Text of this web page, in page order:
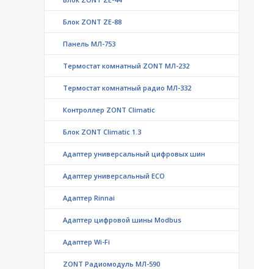
Блок ZONT ZE-88
Панель МЛ-753
Термостат комнатный ZONT МЛ-232
Термостат комнатный радио МЛ-332
Контроллер ZONT Climatic
Блок ZONT Climatic 1.3
Адаптер универсальный цифровых шин
Адаптер универсальный ECO
Адаптер Rinnai
Адаптер цифровой шины Modbus
Адаптер Wi-Fi
ZONT Радиомодуль МЛ-590